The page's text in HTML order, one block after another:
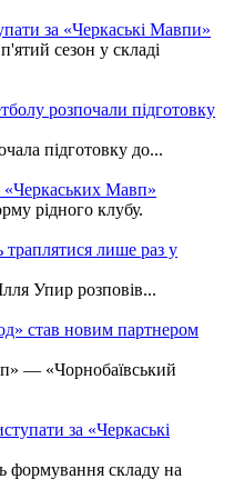
за «Черкаські Мавпи»
сезон у складі
розпочали підготовку
підготовку до...
«Черкаських Мавп»
рідного клубу.
лише раз у
Упир розповів...
став новим партнером
— «Чорнобаївський
за «Черкаські
формування складу на